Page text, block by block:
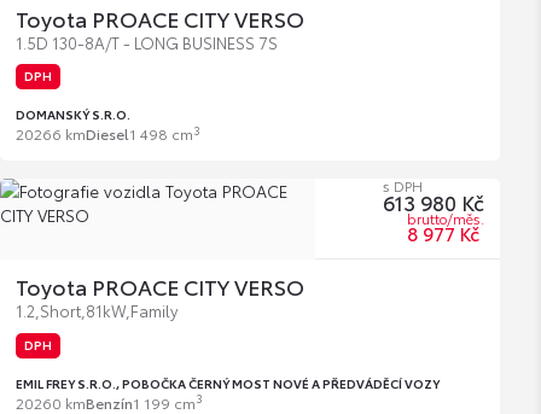
Toyota PROACE CITY VERSO
1.5D 130-8A/T - LONG BUSINESS 7S
DPH
DOMANSKÝ S.R.O.
20266 kmDiesel1 498 cm3
Toyota PROACE CITY VERSO
1.2,Short,81kW,Family
DPH
EMIL FREY S.R.O., POBOČKA ČERNÝ MOST NOVÉ A PŘEDVÁDĚCÍ VOZY
20260 kmBenzín1 199 cm3
s DPH
613 980 Kč
brutto/měs.
8 977 Kč